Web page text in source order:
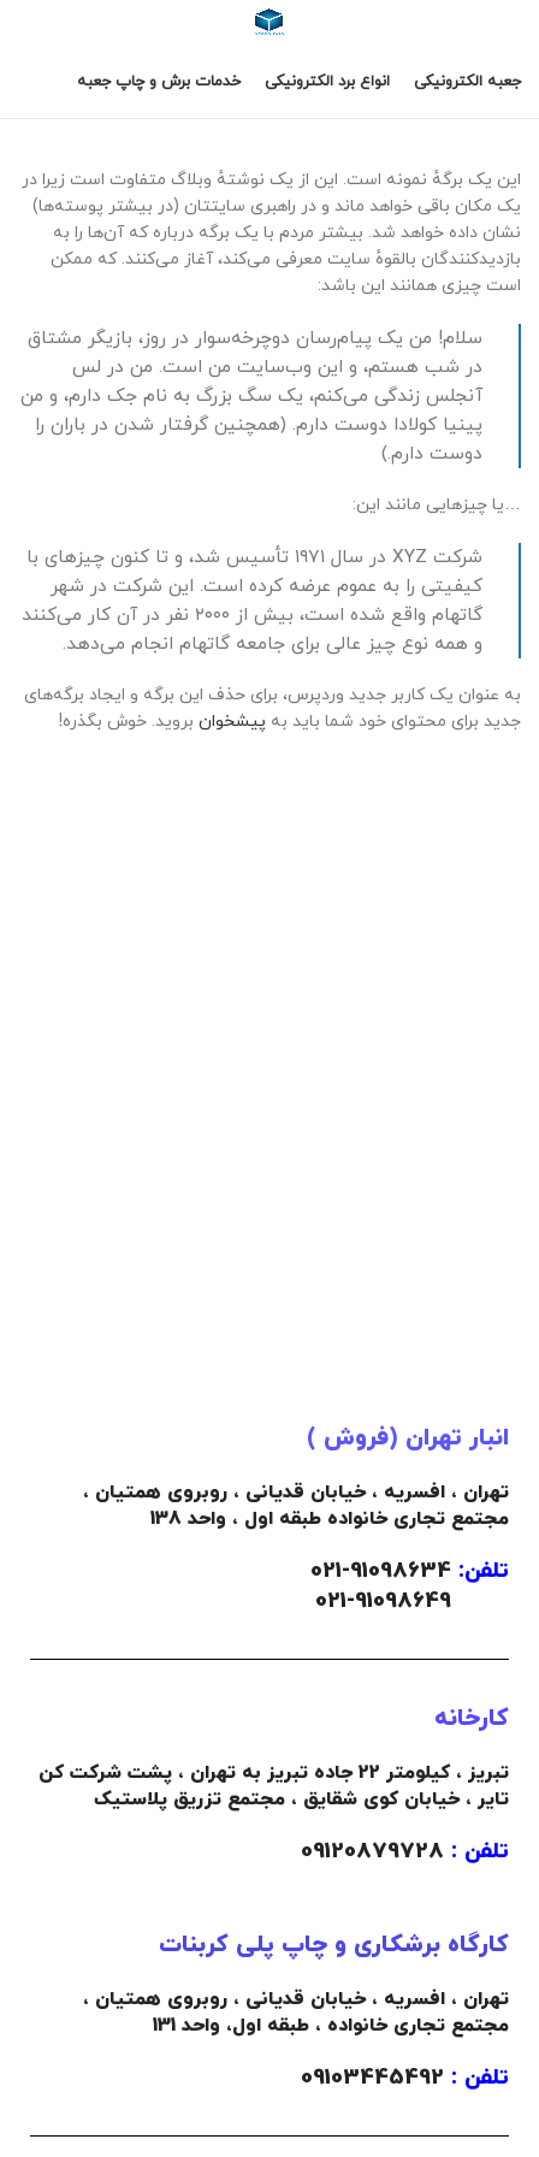
جعبه الکترونیکی انواع برد الکترونیکی خدمات برش و چاپ جعبه
این یک برگهٔ نمونه است. این از یک نوشتهٔ وبلاگ متفاوت است زیرا در
یک مکان باقی خواهد ماند و در راهبری سایتتان (در بیشتر پوسته‌ها)
نشان داده خواهد شد. بیشتر مردم با یک برگه درباره که آن‌ها را به
بازدیدکنندگان بالقوهٔ سایت معرفی می‌کند، آغاز می‌کنند. که ممکن
است چیزی همانند این باشد:
سلام! من یک پیام‌رسان دوچرخه‌سوار در روز، بازیگر مشتاق
در شب هستم، و این وب‌سایت من است. من در لس
آنجلس زندگی می‌کنم، یک سگ بزرگ به نام جک دارم، و من
پینیا کولادا دوست دارم. (همچنین گرفتار شدن در باران را
دوست دارم.)
…یا چیزهایی مانند این:
شرکت XYZ در سال ۱۹۷۱ تأسیس شد، و تا کنون چیزهای با
کیفیتی را به عموم عرضه کرده است. این شرکت در شهر
گاتهام واقع شده است، بیش از ۲۰۰۰ نفر در آن کار می‌کنند
و همه نوع چیز عالی برای جامعه گاتهام انجام می‌دهد.
به عنوان یک کاربر جدید وردپرس، برای حذف این برگه و ایجاد برگه‌های
جدید برای محتوای خود شما باید به پیشخوان بروید. خوش بگذره!
انبار تهران (فروش )
تهران ، افسریه ، خیابان قدیانی ، روبروی همتیان ،
مجتمع تجاری خانواده طبقه اول ، واحد 138
تلفن:
کارخانه
تبریز ، کیلومتر 22 جاده تبریز به تهران ، پشت شرکت کن
تایر ، خیابان کوی شقایق ، مجتمع تزریق پلاستیک
تلفن :
کارگاه برشکاری و چاپ پلی کربنات
تهران ، افسریه ، خیابان قدیانی ، روبروی همتیان ،
مجتمع تجاری خانواده ، طبقه اول، واحد 131
تلفن :